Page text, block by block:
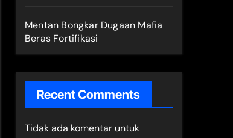
Mentan Bongkar Dugaan Mafia
Beras Fortifikasi
Recent Comments
Tidak ada komentar untuk